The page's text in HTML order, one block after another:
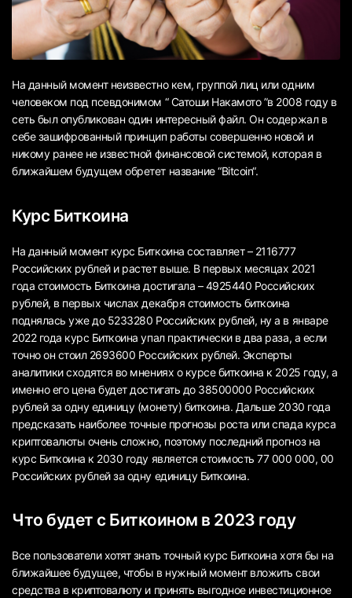
На данный момент неизвестно кем, группой лиц или одним
человеком под псевдонимом “ Сатоши Накамото ”в 2008 году в
сеть был опубликован один интересный файл. Он содержал в
себе зашифрованный принцип работы совершенно новой и
никому ранее не известной финансовой системой, которая в
ближайшем будущем обретет название “Bitcoin“.
Курс Биткоина
На данный момент курс Биткоина составляет – 2116777
Российских рублей и растет выше. В первых месяцах 2021
года стоимость Биткоина достигала – 4925440 Российских
рублей, в первых числах декабря стоимость биткоина
поднялась уже до 5233280 Российских рублей, ну а в январе
2022 года курс Биткоина упал практически в два раза, а если
точно он стоил 2693600 Российских рублей. Эксперты
аналитики сходятся во мнениях о курсе биткоина к 2025 году, а
именно его цена будет достигать до 38500000 Российских
рублей за одну единицу (монету) биткоина. Дальше 2030 года
предсказать наиболее точные прогнозы роста или спада курса
криптовалюты очень сложно, поэтому последний прогноз на
курс Биткоина к 2030 году является стоимость 77 000 000, 00
Российских рублей за одну единицу Биткоина.
Что будет с Биткоином в 2023 году
Все пользователи хотят знать точный курс Биткоина хотя бы на
ближайшее будущее, чтобы в нужный момент вложить свои
средства в криптовалюту и принять выгодное инвестиционное